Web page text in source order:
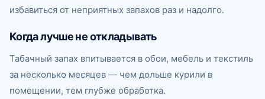
избавиться от неприятных запахов раз и надолго.
Когда лучше не откладывать
Табачный запах впитывается в обои, мебель и текстиль
за несколько месяцев — чем дольше курили в
помещении, тем глубже обработка.